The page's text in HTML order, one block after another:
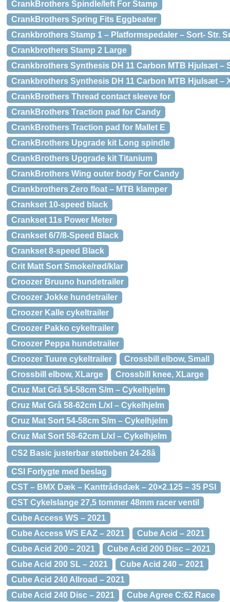
CrankBrothers Spindle/left For Stamp
CrankBrothers Spring Fits Eggbeater
Crankbrothers Stamp 1 – Platformspedaler – Sort- Str.
Crankbrothers Stamp 2 Large
Crankbrothers Synthesis DH 11 Carbon MTB Hjulsæt –
Crankbrothers Synthesis DH 11 Carbon MTB Hjulsæt –
CrankBrothers Thread contact sleeve for
CrankBrothers Traction pad for Candy
CrankBrothers Traction pad for Mallet E
CrankBrothers Upgrade kit Long spindle
CrankBrothers Upgrade kit Titanium
CrankBrothers Wing outer body For Candy
Crankbrothers Zero float – MTB klamper
Crankset 10-speed black
Crankset 11s Power Meter
Crankset 6/7/8-Speed Black
Crankset 8-speed Black
Crit Matt Sort Smoke/rød/klar
Croozer Bruuno hundetrailer
Croozer Jokke hundetrailer
Croozer Kalle cykeltrailer
Croozer Pakko cykeltrailer
Croozer Peppa hundetrailer
Croozer Tuure cykeltrailer
Crossbill elbow, Small
Crossbill elbow, XLarge
Crossbill knee, XLarge
Cruz Mat Grå 54-58cm S/m – Cykelhjelm
Cruz Mat Grå 58-62cm L/xl – Cykelhjelm
Cruz Mat Sort 54-58cm S/m – Cykelhjelm
Cruz Mat Sort 58-62cm L/xl – Cykelhjelm
CS2 Basic justerbar støtteben 24-28â
CSI Forlygte med beslag
CST – BMX Dæk – Kanttrådsdæk – 20×2.125 – 35 PSI
CST Cykelslange 27,5 tommer 48mm racer ventil
Cube Access WS – 2021
Cube Access WS EAZ – 2021
Cube Acid – 2021
Cube Acid 200 – 2021
Cube Acid 200 Disc – 2021
Cube Acid 200 SL – 2021
Cube Acid 240 – 2021
Cube Acid 240 Allroad – 2021
Cube Acid 240 Disc – 2021
Cube Agree C:62 Race